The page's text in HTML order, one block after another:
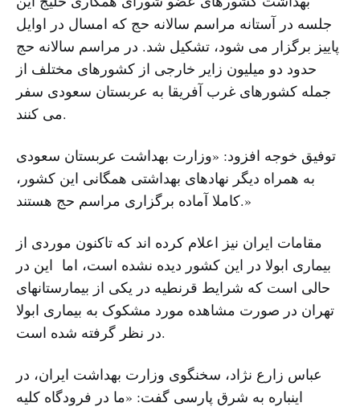
جلسه در آستانه مراسم سالانه حج که امسال در اوایل
پاییز برگزار می شود، تشکیل شد. در مراسم سالانه حج
حدود دو میلیون زایر خارجی از کشورهای مختلف از
جمله کشورهای غرب آفریقا به عربستان سعودی سفر
می کنند.
توفیق خوجه افزود: «وزارت بهداشت عربستان سعودی
به همراه دیگر نهادهای بهداشتی همگانی این کشور،
کاملا آماده برگزاری مراسم حج هستند.»
مقامات ایران نیز اعلام کرده اند که تاکنون موردی از
بیماری ابولا در این کشور دیده نشده است، اما این در
حالی است که شرایط قرنطیه در یکی از بیمارستانهای
تهران در صورت مشاهده مورد مشکوک به بیماری ابولا
در نظر گرفته شده است.
عباس زارع نژاد، سخنگوی وزارت بهداشت ایران، در
اینباره به شرق پارسی گفت: «ما در فرودگاه کلیه